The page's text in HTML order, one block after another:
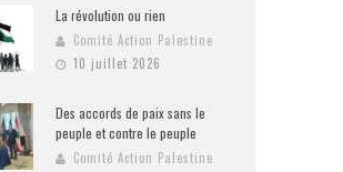
La révolution ou rien
Comité Action Palestine
10 juillet 2026
Des accords de paix sans le
peuple et contre le peuple
Comité Action Palestine